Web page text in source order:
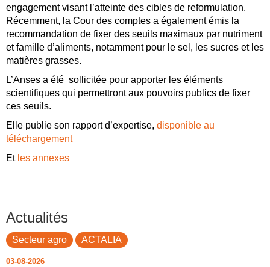
engagement visant l’atteinte des cibles de reformulation.
Récemment, la Cour des comptes a également émis la
recommandation de fixer des seuils maximaux par nutriment
et famille d’aliments, notamment pour le sel, les sucres et les
matières grasses.
L’Anses a été sollicitée pour apporter les éléments
scientifiques qui permettront aux pouvoirs publics de fixer
ces seuils.
Elle publie son rapport d’expertise, disponible au
téléchargement
Etles annexes
Actualités
Secteur agro ACTALIA
03-08-2026